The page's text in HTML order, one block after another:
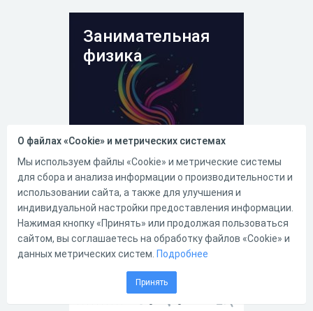
объема и объем вещества
того в 10 вопросе проверяется
умение вычислять плотность.
11 - 16 вопросы - это перевод
величин, 17 вопрос
предназначен для
закрепления навыка работы с
таблицей плотности. 18
вопрос предполагает
Занимательная
физика
28.05.2026 11 0
Занимательная физика - это
тест для 6-7 классов ,
созданный для тех, кто знает
программу заранее,
интересуемся физикой и этим
вопросов по разным темам,
показывающих знания в
О файлах «Cookie» и метрических системах
Мы используем файлы «Cookie» и метрические системы
для сбора и анализа информации о производительности и
использовании сайта, а также для улучшения и
индивидуальной настройки предоставления информации.
Нажимая кнопку «Принять» или продолжая пользоваться
сайтом, вы соглашаетесь на обработку файлов «Cookie» и
данных метрических систем. Подробнее
Принять